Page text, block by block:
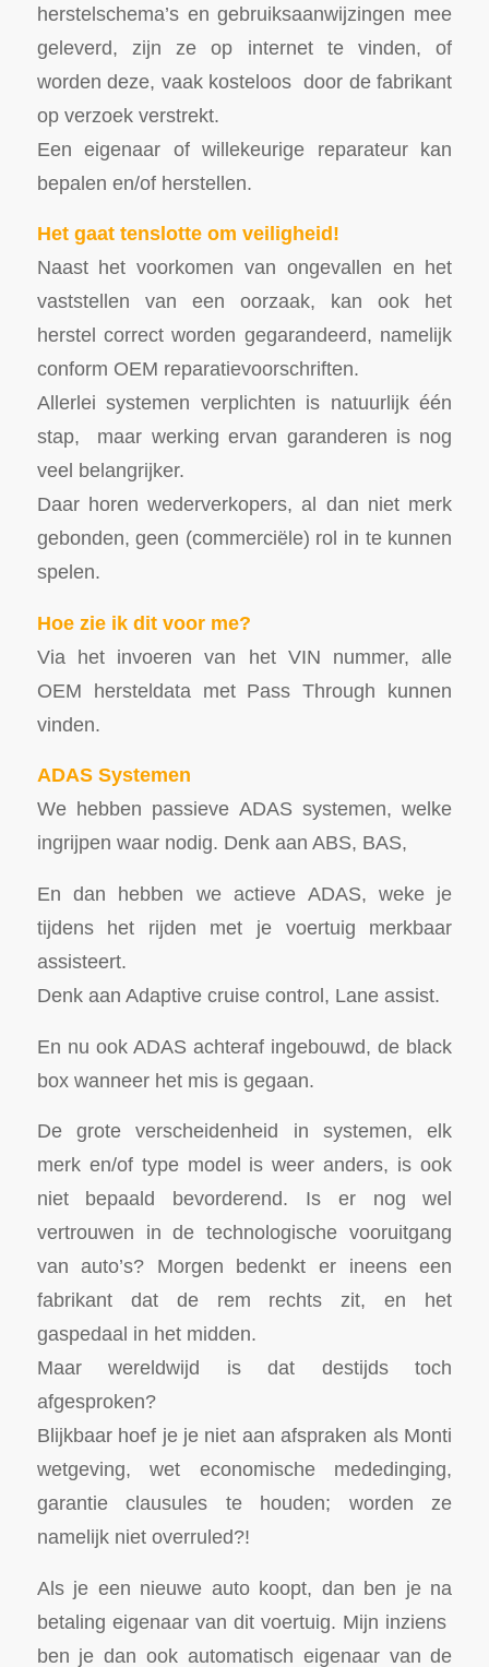
herstelschema’s en gebruiksaanwijzingen mee
geleverd, zijn ze op internet te vinden, of
worden deze, vaak kosteloos door de fabrikant
op verzoek verstrekt.
Een eigenaar of willekeurige reparateur kan
bepalen en/of herstellen.
Het gaat tenslotte om veiligheid!
Naast het voorkomen van ongevallen en het
vaststellen van een oorzaak, kan ook het
herstel correct worden gegarandeerd, namelijk
conform OEM reparatievoorschriften.
Allerlei systemen verplichten is natuurlijk één
stap, maar werking ervan garanderen is nog
veel belangrijker.
Daar horen wederverkopers, al dan niet merk
gebonden, geen (commerciële) rol in te kunnen
spelen.
Hoe zie ik dit voor me?
Via het invoeren van het VIN nummer, alle
OEM hersteldata met Pass Through kunnen
vinden.
ADAS Systemen
We hebben passieve ADAS systemen, welke
ingrijpen waar nodig. Denk aan ABS, BAS,
En dan hebben we actieve ADAS, weke je
tijdens het rijden met je voertuig merkbaar
assisteert.
Denk aan Adaptive cruise control, Lane assist.
En nu ook ADAS achteraf ingebouwd, de black
box wanneer het mis is gegaan.
De grote verscheidenheid in systemen, elk
merk en/of type model is weer anders, is ook
niet bepaald bevorderend. Is er nog wel
vertrouwen in de technologische vooruitgang
van auto’s? Morgen bedenkt er ineens een
fabrikant dat de rem rechts zit, en het
gaspedaal in het midden.
Maar wereldwijd is dat destijds toch
afgesproken?
Blijkbaar hoef je je niet aan afspraken als Monti
wetgeving, wet economische mededinging,
garantie clausules te houden; worden ze
namelijk niet overruled?!
Als je een nieuwe auto koopt, dan ben je na
betaling eigenaar van dit voertuig. Mijn inziens
ben je dan ook automatisch eigenaar van de